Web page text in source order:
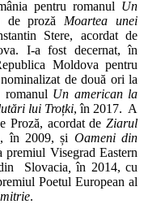
pentru romanul Un
de proză Moartea unei
Stere, acordat de
I-a fost decernat, în
Moldova pentru
de două ori la
Un american la
lui Troțki, în 2017. A
Proză, acordat de Ziarul
, în 2009, și Oameni din
Visegrad Eastern
Slovacia ,în 2014, cu
Poetul European al
.